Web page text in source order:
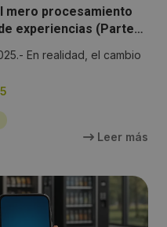
mero procesamiento
experiencias (Parte
En realidad, el cambio
Leer más